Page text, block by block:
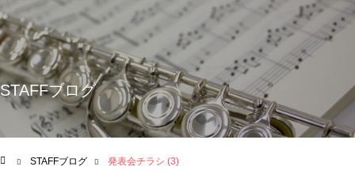
Warning
: Undefined variable $cat_id in
/home/users/0/music-
life/web/jcollege-tkz.jp/wp-
content/themes/noel_tcd072/single.php
on line 29
STAFFブログ
STAFFブログ 発表会チラシ (3)